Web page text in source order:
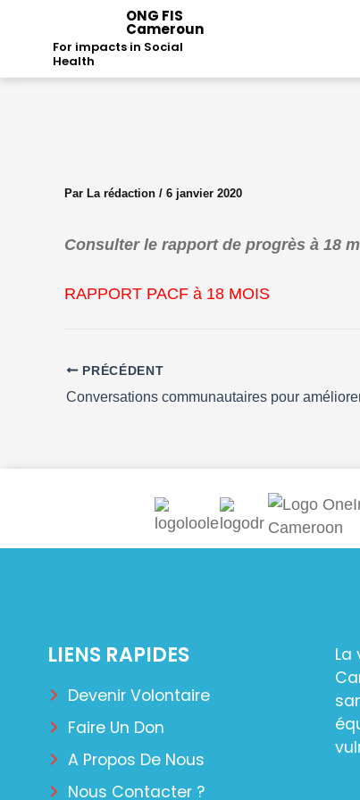
contenu
ONG FIS
Cameroun
For impacts in Social
Health
Par La rédaction / 6 janvier 2020
Consulter le rapport de progrès à 18
RAPPORT PACF à 18 MOIS
PRÉCÉDENT
LIENS RAPIDES
Devenir Volontaire
Faire Un Don
A Propos De Nous
Nous Contacter ?
La